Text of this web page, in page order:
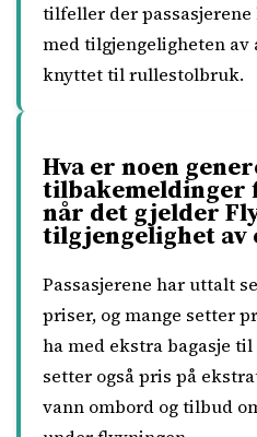
tilfeller der
med tilgjengeligheten av
knyttet til rullestolbruk.
Hva er noen
tilbakemeldinger
når det gjelder
tilgjengelighet av
Passasjerene har uttalt
priser, og mange setter
ha med ekstra bagasje
setter også pris på
vann ombord og tilbud